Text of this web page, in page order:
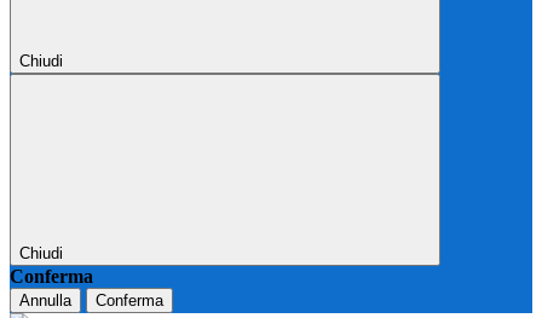
Chiudi
Chiudi
Conferma
Annulla Conferma